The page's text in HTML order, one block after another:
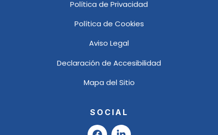
Política de Privacidad
Política de Cookies
Aviso Legal
Declaración de Accesibilidad
Mapa del Sitio
SOCIAL
F
L